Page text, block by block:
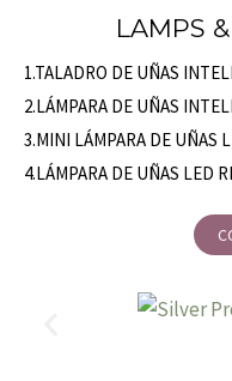
LAMPS
1.TALADRO DE UÑAS
2.LÁMPARA DE UÑAS
3.MINI LÁMPARA DE UÑAS
4.LÁMPARA DE UÑAS LED